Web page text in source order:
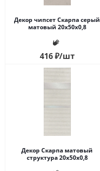
Декор чипсет Скарпа серый
матовый 20x50x0,8
416₽/шт
Декор Скарпа матовый
структура 20x50x0,8